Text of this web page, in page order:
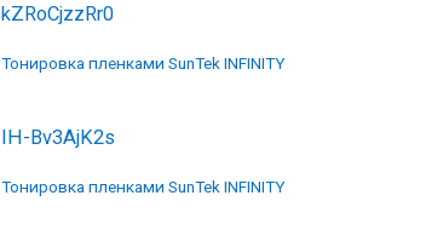
kZRoCjzzRr0
Тонировка пленками SunTek INFINITY
IH-Bv3AjK2s
Тонировка пленками SunTek INFINITY